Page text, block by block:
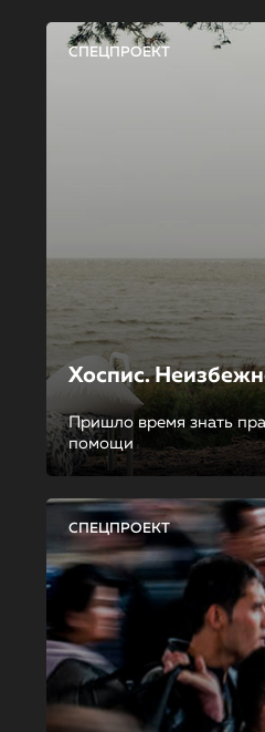
СПЕЦПРОЕКТ
Хоспис.
Пришло время знать
помощи
СПЕЦПРОЕКТ